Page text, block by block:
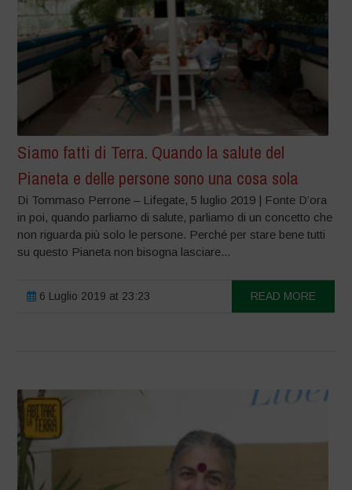
Siamo fatti di Terra. Quando la salute del
Pianeta e delle persone sono una cosa sola
Di Tommaso Perrone – Lifegate, 5 luglio 2019 | Fonte D’ora
in poi, quando parliamo di salute, parliamo di un concetto che
non riguarda più solo le persone. Perché per stare bene tutti
su questo Pianeta non bisogna lasciare...
6 Luglio 2019 at 23:23 READ MORE